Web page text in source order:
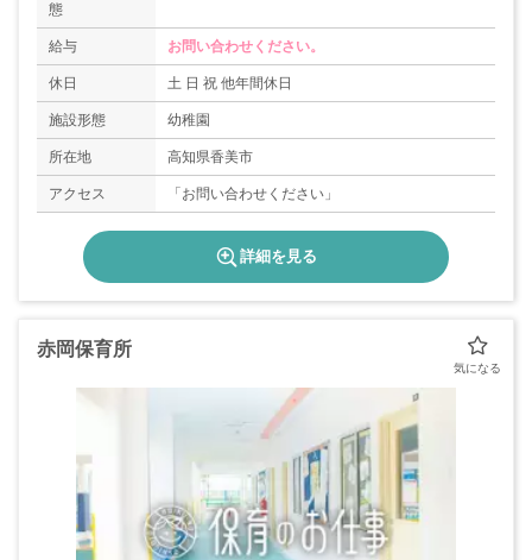
態
給与 お問い合わせください。
休日 土 日 祝 他年間休日
施設形態 幼稚園
所在地 高知県香美市
アクセス 「お問い合わせください」
詳細を見る
赤岡保育所